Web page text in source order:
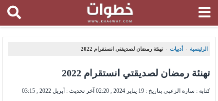
الرئيسية ، أدبيات ، تهنئة رمضان لصديقتي انستقرام 2022
تهنئة رمضان لصديقتي انستقرام 2022
كتابة : سارة الزعبي بتاريخ : 19 يناير 2024 , 02:20 آخر تحديث : أبريل 2022 , 03:15